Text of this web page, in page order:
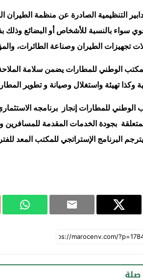
التنظيمية الصادرة عن منظمة الطيران
سواء بالنسبة للأشخاص أو البضائع
تجهيزات الطيران وصناعة الطائرات،
الوطني للمطارات يضمن سلامة
وكذا تهيئة واستغلال وصيانة و تطوير
للمطارات إنجاز برنامجه الاستثماري
بجودة الخدمات المقدمة